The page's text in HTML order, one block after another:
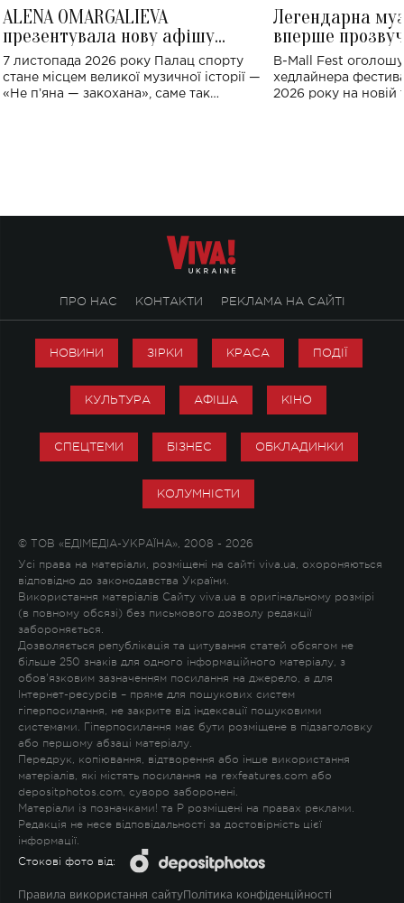
ALENA OMARGALIEVA
презентувала нову афішу
великого концерту в Палаці
спорту
7 листопада 2026 року Палац спорту
стане місцем великої музичної історії —
«Не пʼяна — закохана», саме так
Легендарна
вперше
Україні: де
B-Mall Fest
хедлайнера
2026 року на новій
ПРО НАС КОНТАКТИ РЕКЛАМА НА САЙТІ
НОВИНИ ЗІРКИ КРАСА ПОДІЇ
КУЛЬТУРА АФІША КІНО
СПЕЦТЕМИ БІЗНЕС ОБКЛАДИНКИ
КОЛУМНІСТИ
© ТОВ «ЕДІМЕДІА-УКРАЇНА», 2008 - 2026
Усі права на матеріали, розміщені на сайті viva.ua, охороняються
відповідно до законодавства України.
Використання матеріалів Сайту viva.ua в оригінальному розмірі
(в повному обсязі) без письмового дозволу редакції
забороняється.
Дозволяється републікація та цитування статей обсягом не
більше 250 знаків для одного інформаційного матеріалу, з
обов'язковим зазначенням посилання на джерело, а для
Інтернет-ресурсів – пряме для пошукових систем
гіперпосилання, не закрите від індексації пошуковими
системами. Гіперпосилання має бути розміщене в підзаголовку
або першому абзаці матеріалу.
Передрук, копіювання, відтворення або інше використання
матеріалів, які містять посилання на rexfeatures.com або
depositphotos.com, суворо заборонені.
Матеріали із позначками! та P розміщені на правах реклами.
Редакція не несе відповідальності за достовірність цієї
інформації.
Стокові фото від:
Правила використання сайту Політика конфіденційності